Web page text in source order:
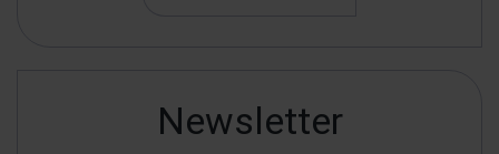
Newsletter